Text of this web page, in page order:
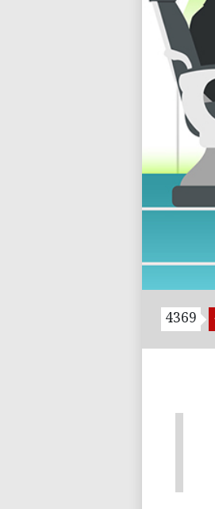
4369